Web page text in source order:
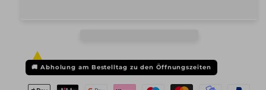
9x19
ET49
5x112
ET49
5x112
🚚 Abholung am Bestelltag zu den Öffnungszeiten